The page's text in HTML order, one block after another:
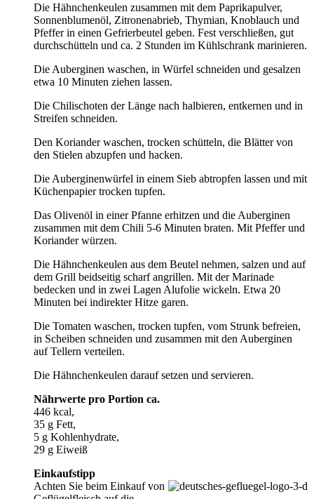
Die Hähnchenkeulen zusammen mit dem Paprikapulver,
Sonnenblumenöl, Zitronenabrieb, Thymian, Knoblauch und
Pfeffer in einen Gefrierbeutel geben. Fest verschließen, gut
durchschütteln und ca. 2 Stunden im Kühlschrank marinieren.
Die Auberginen waschen, in Würfel schneiden und gesalzen
etwa 10 Minuten ziehen lassen.
Die Chilischoten der Länge nach halbieren, entkernen und in
Streifen schneiden.
Den Koriander waschen, trocken schütteln, die Blätter von
den Stielen abzupfen und hacken.
Die Auberginenwürfel in einem Sieb abtropfen lassen und mit
Küchenpapier trocken tupfen.
Das Olivenöl in einer Pfanne erhitzen und die Auberginen
zusammen mit dem Chili 5-6 Minuten braten. Mit Pfeffer und
Koriander würzen.
Die Hähnchenkeulen aus dem Beutel nehmen, salzen und auf
dem Grill beidseitig scharf angrillen. Mit der Marinade
bedecken und in zwei Lagen Alufolie wickeln. Etwa 20
Minuten bei indirekter Hitze garen.
Die Tomaten waschen, trocken tupfen, vom Strunk befreien,
in Scheiben schneiden und zusammen mit den Auberginen
auf Tellern verteilen.
Die Hähnchenkeulen darauf setzen und servieren.
Nährwerte pro Portion ca.
446 kcal,
35 g Fett,
5 g Kohlenhydrate,
29 g Eiweiß
Einkaufstipp
Achten Sie beim Einkauf von